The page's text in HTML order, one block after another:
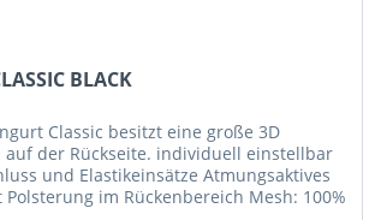
BLACK
Classic besitzt eine große 3D
auf der Rückseite. individuell einstellbar
und Elastikeinsätze Atmungsaktives
im Rückenbereich Mesh: 100%